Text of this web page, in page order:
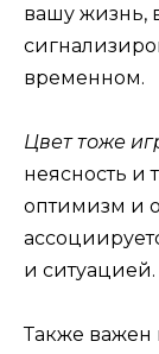
вашу жизнь,
временном.
Цвет тоже
неясность и
оптимизм и
и ситуацией.
Также важен